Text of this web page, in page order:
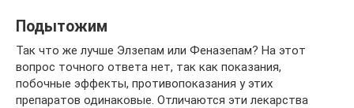
Подытожим
Так что же лучше Элзепам или Феназепам? На этот
вопрос точного ответа нет, так как показания,
побочные эффекты, противопоказания у этих
препаратов одинаковые. Отличаются эти лекарства